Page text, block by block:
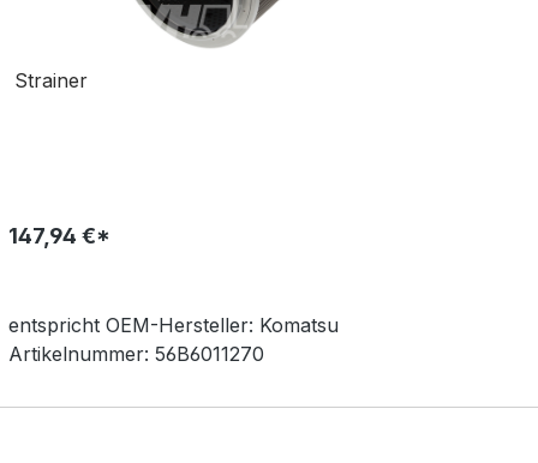
Strainer
147,94 €*
entspricht OEM-Hersteller: Komatsu
Artikelnummer: 56B6011270